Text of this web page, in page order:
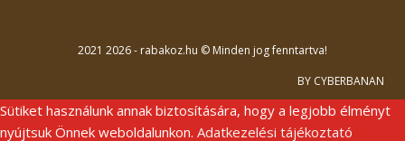
2021 2026 - rabakoz.hu © Minden jog fenntartva!
BY CYBERBANAN
Sütiket használunk annak biztosítására, hogy a legjobb élményt
nyújtsuk Önnek weboldalunkon. Adatkezelési tájékoztató